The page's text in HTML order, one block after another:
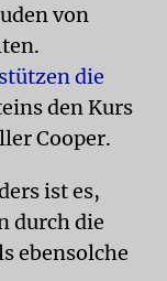
von
die
den Kurs
Cooper.
ist es,
durch die
ebensolche